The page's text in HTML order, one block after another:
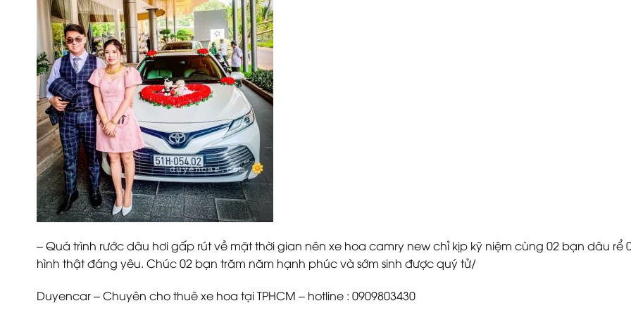
– Quá trình rước dâu hơi gấp rút về mặt thời gian nên xe hoa camry new chỉ kịp kỹ niệm cùng 02 bạn dâu rể
hình thật đáng yêu. Chúc 02 bạn trăm năm hạnh phúc và sớm sinh được quý tử/
Duyencar – Chuyên cho thuê xe hoa tại TPHCM – hotline : 0909803430